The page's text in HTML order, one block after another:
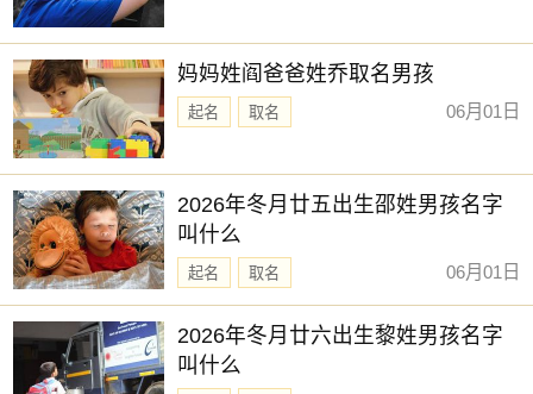
妈妈姓阎爸爸姓乔取名男孩
起名 取名 06月01日
2026年冬月廿五出生邵姓男孩名字
叫什么
起名 取名 06月01日
2026年冬月廿六出生黎姓男孩名字
叫什么